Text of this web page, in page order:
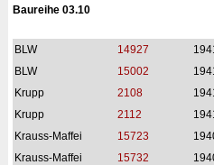
Baureihe 03.10
BLW 14927
BLW
15002
Krupp
2108
Krupp
2112
Krauss-Maffei
15723
Krauss-Maffei
15732